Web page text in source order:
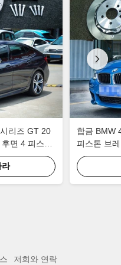
리즈 GT 20
면 4 피스톤
라
합금 BMW
피스톤 브
저희와 연락